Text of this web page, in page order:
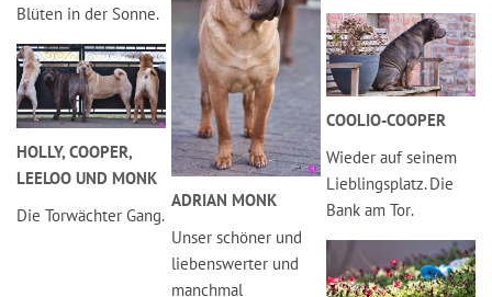
Blüten in der Sonne.
HOLLY, COOPER,
LEELOO UND MONK
Die Torwächter Gang.
ADRIAN MONK
Unser schöner und
liebenswerter und
manchmal
COOLIO-COOPER
Wieder auf seinem
Lieblingsplatz. Die
Bank am Tor.